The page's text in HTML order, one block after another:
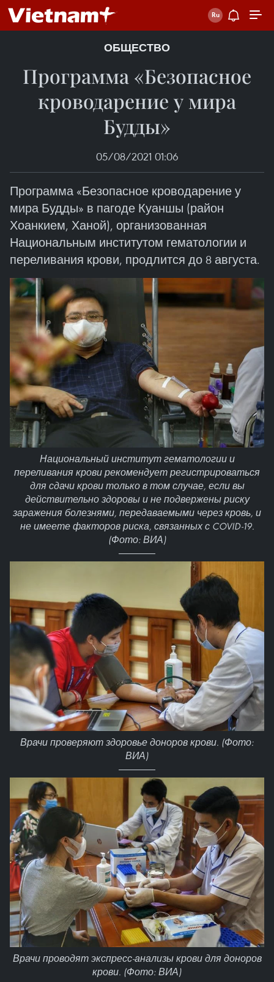
ОБЩЕСТВО
Программа «Безопасное
кроводарение у мира
Будды»
05/08/2021 01:06
Программа «Безопасное кроводарение у
мира Будды» в пагоде Куаншы (район
Хоанкием, Ханой), организованная
Национальным институтом гематологии и
переливания крови, продлится до 8 августа.
Национальный институт гематологии и
переливания крови рекомендует регистрироваться
для сдачи крови только в том случае, если вы
действительно здоровы и не подвержены риску
заражения болезнями, передаваемыми через кровь, и
не имеете факторов риска, связанных с COVID-19.
(Фото: ВИА)
Врачи проверяют здоровье доноров крови. (Фото:
ВИА)
Врачи проводят экспресс-анализы крови для доноров
крови. (Фото: ВИА)